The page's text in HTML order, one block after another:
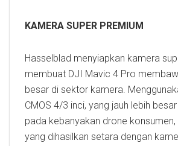
KAMERA SUPER PREMIUM
Hasselblad menyiapkan kamera
membuat DJI Mavic 4 Pro
besar di sektor kamera.
CMOS 4/3 inci, yang jauh lebih
pada kebanyakan drone
yang dihasilkan setara dengan